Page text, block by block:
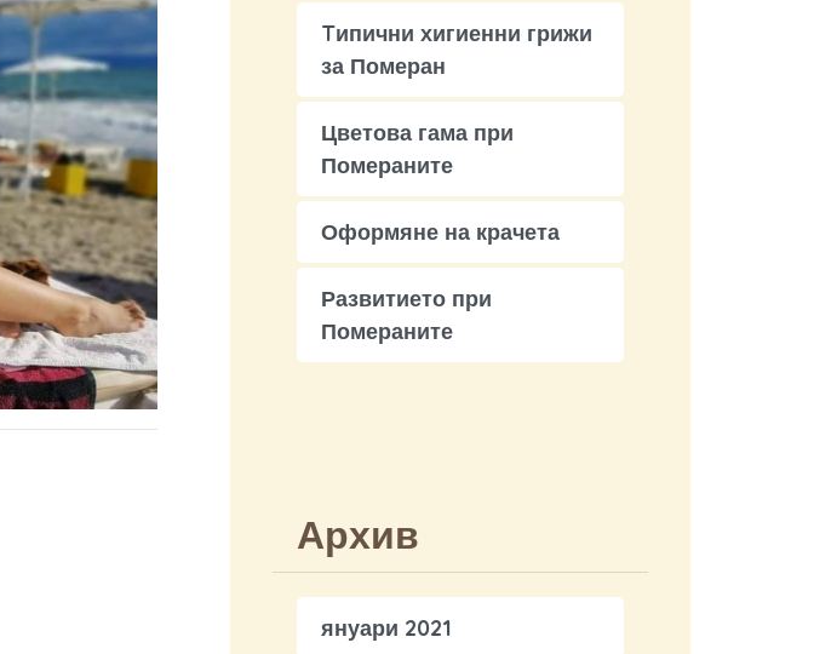
Tипични хигиенни грижи
за Померан
Цветова гама при
Помераните
Оформяне на крачета
Развитието при
Помераните
Архив
януари 2021